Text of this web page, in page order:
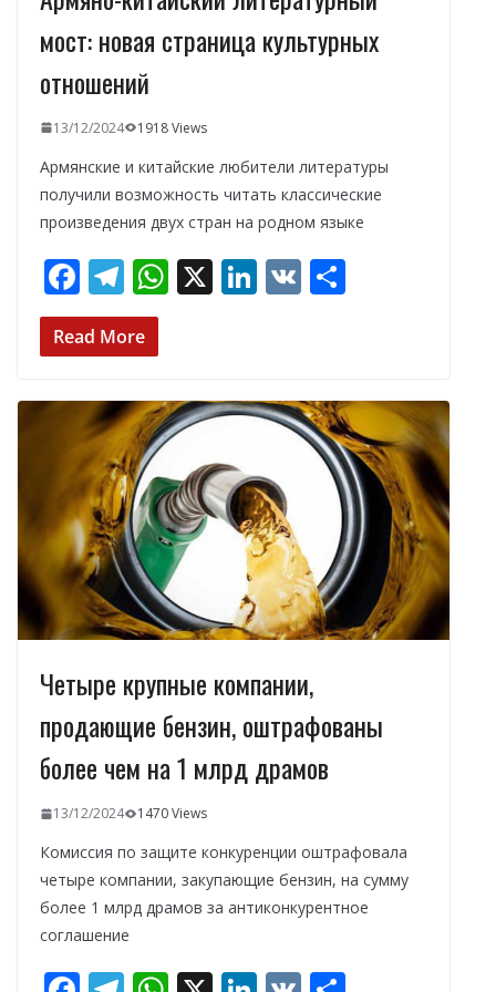
мост: новая страница культурных
отношений
13/12/2024 1918 Views
Армянские и китайские любители литературы
получили возможность читать классические
произведения двух стран на родном языке
F
ac
e
o
o
k
T
el
e
a
m
W
h
A
p
p
X Li
n
dI
V
K
а
в
и
т
ь
Read More
Четыре крупные компании,
продающие бензин, оштрафованы
более чем на 1 млрд драмов
13/12/2024 1470 Views
Комиссия по защите конкуренции оштрафовала
четыре компании, закупающие бензин, на сумму
более 1 млрд драмов за антиконкурентное
соглашение